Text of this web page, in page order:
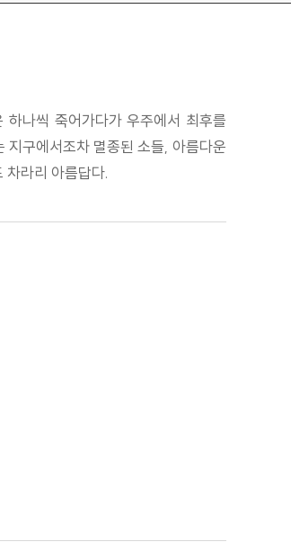
나씩 죽어가다가 우주에서 최후를
지구에서조차 멸종된 소들, 아름다운
차라리 아름답다.